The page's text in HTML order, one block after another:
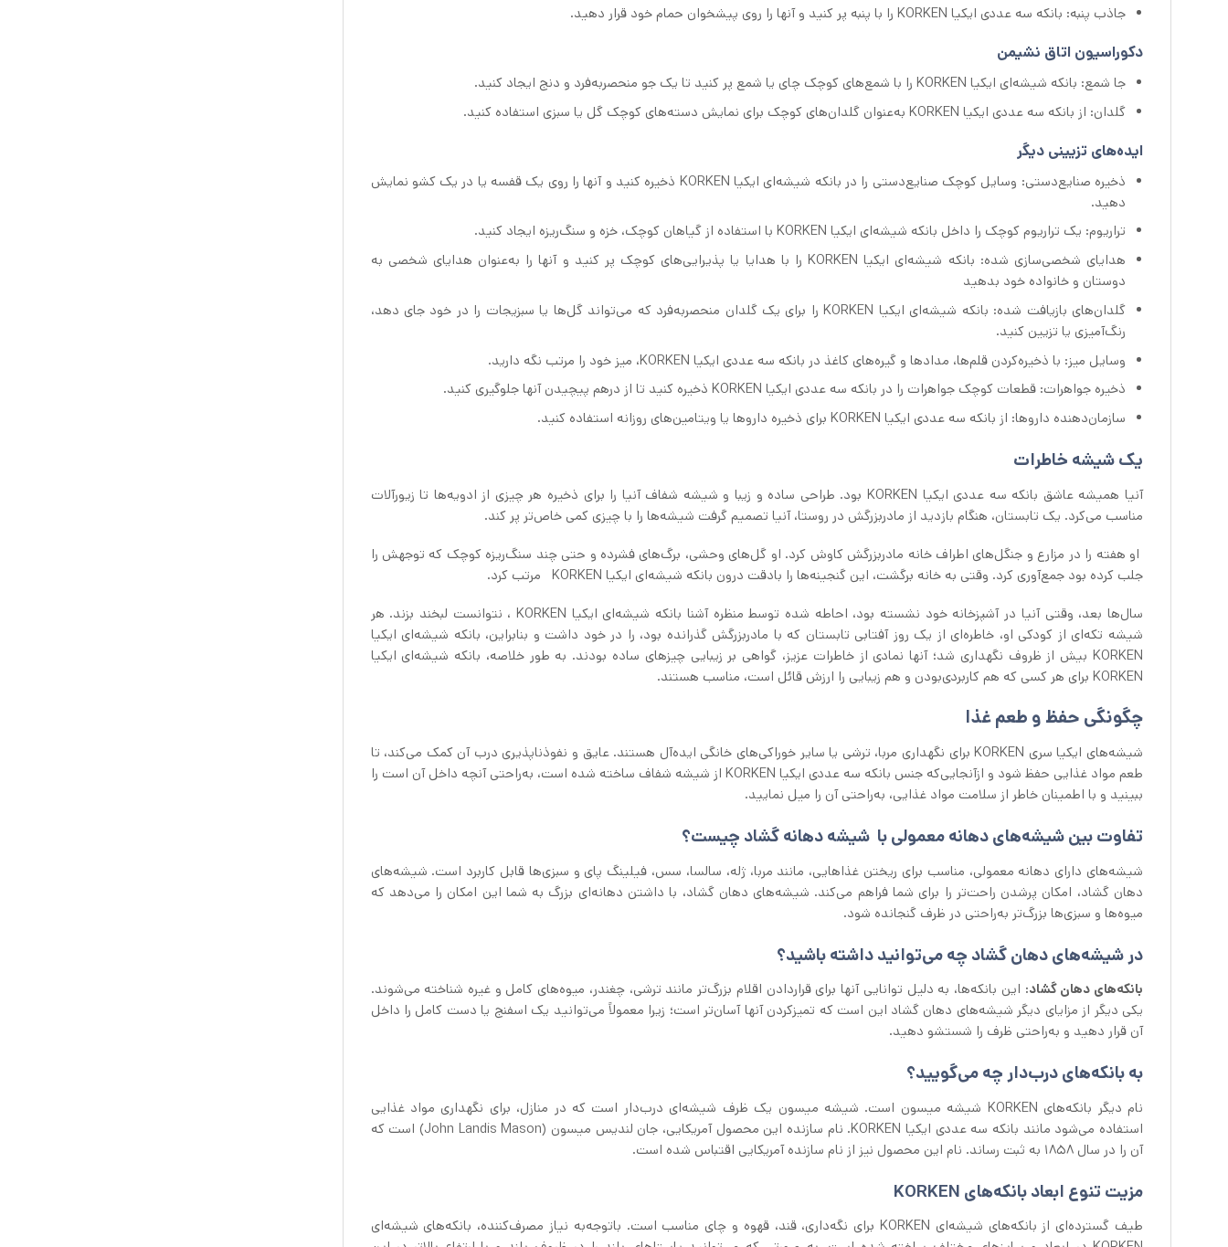
جاذب پنبه: بانکه سه عددی ایکیا KORKEN را با پنبه پر کنید و آنها را روی پیشخوان حمام خود قرار دهید.
دکوراسیون اتاق نشیمن
جا شمع: بانکه شیشه‌ای ایکیا KORKEN را با شمع‌های کوچک چای یا شمع پر کنید تا یک جو منحصربه‌فرد و دنج ایجاد کنید.
گلدان: از بانکه سه عددی ایکیا KORKEN به‌عنوان گلدان‌های کوچک برای نمایش دسته‌های کوچک گل یا سبزی استفاده کنید.
ایده‌های تزیینی دیگر
ذخیره صنایع‌دستی: وسایل کوچک صنایع‌دستی را در بانکه شیشه‌ای ایکیا KORKEN ذخیره کنید و آنها را روی یک قفسه یا در یک کشو نمایش
دهید.
تراریوم: یک تراریوم کوچک را داخل بانکه شیشه‌ای ایکیا KORKEN با استفاده از گیاهان کوچک، خزه و سنگ‌ریزه ایجاد کنید.
هدایای شخصی‌سازی شده: بانکه شیشه‌ای ایکیا KORKEN را با هدایا یا پذیرایی‌های کوچک پر کنید و آنها را به‌عنوان هدایای شخصی به
دوستان و خانواده خود بدهید
گلدان‌های بازیافت شده: بانکه شیشه‌ای ایکیا KORKEN را برای یک گلدان منحصربه‌فرد که می‌تواند گل‌ها یا سبزیجات را در خود جای دهد،
رنگ‌آمیزی یا تزیین کنید.
وسایل میز: با ذخیره‌کردن قلم‌ها، مدادها و گیره‌های کاغذ در بانکه سه عددی ایکیا KORKEN، میز خود را مرتب نگه دارید.
ذخیره جواهرات: قطعات کوچک جواهرات را در بانکه سه عددی ایکیا KORKEN ذخیره کنید تا از درهم پیچیدن آنها جلوگیری کنید.
سازمان‌دهنده داروها: از بانکه سه عددی ایکیا KORKEN برای ذخیره داروها یا ویتامین‌های روزانه استفاده کنید.
یک شیشه خاطرات
آنیا همیشه عاشق بانکه سه عددی ایکیا KORKEN بود. طراحی ساده و زیبا و شیشه شفاف آنیا را برای ذخیره هر چیزی از ادویه‌ها تا زیورآلات
مناسب می‌کرد. یک تابستان، هنگام بازدید از مادربزرگش در روستا، آنیا تصمیم گرفت شیشه‌ها را با چیزی کمی خاص‌تر پر کند.
او هفته را در مزارع و جنگل‌های اطراف خانه مادربزرگش کاوش کرد. او گل‌های وحشی، برگ‌های فشرده و حتی چند سنگ‌ریزه کوچک که توجهش را
جلب کرده بود جمع‌آوری کرد. وقتی به خانه برگشت، این گنجینه‌ها را بادقت درون بانکه شیشه‌ای ایکیا KORKEN مرتب کرد.
سال‌ها بعد، وقتی آنیا در آشپزخانه خود نشسته بود، احاطه شده توسط منظره آشنا بانکه شیشه‌ای ایکیا KORKEN ، نتوانست لبخند بزند. هر
شیشه تکه‌ای از کودکی او، خاطره‌ای از یک روز آفتابی تابستان که با مادربزرگش گذرانده بود، را در خود داشت و بنابراین، بانکه شیشه‌ای ایکیا
KORKEN بیش از ظروف نگهداری شد؛ آنها نمادی از خاطرات عزیز، گواهی بر زیبایی چیزهای ساده بودند. به طور خلاصه، بانکه شیشه‌ای ایکیا
KORKEN برای هر کسی که هم کاربردی‌بودن و هم زیبایی را ارزش قائل است، مناسب هستند.
چگونگی حفظ و طعم غذا
شیشه‌های ایکیا سری KORKEN برای نگهداری مربا، ترشی یا سایر خوراکی‌های خانگی ایده‌آل هستند. عایق و نفوذناپذیری درب آن کمک می‌کند، تا
طعم مواد غذایی حفظ شود و ازآنجایی‌که جنس بانکه سه عددی ایکیا KORKEN از شیشه شفاف ساخته شده‌ است، به‌راحتی آنچه داخل آن است را
ببینید و با اطمینان خاطر از سلامت مواد غذایی، به‌راحتی آن را میل نمایید.
تفاوت بین شیشه‌های دهانه معمولی با شیشه دهانه گشاد چیست؟
شیشه‌های دارای دهانه معمولی، مناسب برای ریختن غذاهایی، مانند مربا، ژله، سالسا، سس، فیلینگ پای و سبزی‌ها قابل کاربرد است. شیشه‌های
دهان گشاد، امکان پرشدن راحت‌تر را برای شما فراهم می‌کند. شیشه‌های دهان گشاد، با داشتن دهانه‌ای بزرگ به شما این امکان را می‌دهد که
میوه‌ها و سبزی‌ها بزرگ‌تر به‌راحتی در ظرف گنجانده شود.
در شیشه‌های دهان گشاد چه می‌توانید داشته باشید؟
بانکه‌های دهان گشاد: این بانکه‌ها، به دلیل توانایی آنها برای قراردادن اقلام بزرگ‌تر مانند ترشی، چغندر، میوه‌های کامل و غیره شناخته می‌شوند.
یکی دیگر از مزایای دیگر شیشه‌های دهان گشاد این است که تمیزکردن آنها آسان‌تر است؛ زیرا معمولاً می‌توانید یک اسفنج یا دست کامل را داخل
آن قرار دهید و به‌راحتی ظرف را شستشو دهید.
به بانکه‌های درب‌دار چه می‌گویید؟
نام دیگر بانکه‌های KORKEN شیشه میسون است. شیشه میسون یک ظرف شیشه‌ای درب‌دار است که در منازل، برای نگهداری مواد غذایی
استفاده می‌شود مانند بانکه سه عددی ایکیا KORKEN. نام سازنده این محصول آمریکایی، جان لندیس میسون (
John Landis Mason)‌ است که
آن را در سال 1858 به ثبت رساند. نام این محصول نیز از نام سازنده آمریکایی اقتباس شده است.
مزیت تنوع ابعاد بانکه‌های KORKEN
طیف گسترده‌ای از بانکه‌های شیشه‌ای KORKEN برای نگه‌داری، قند، قهوه و چای مناسب است. باتوجه‌به نیاز مصرف‌کننده، بانکه‌های شیشه‌ای